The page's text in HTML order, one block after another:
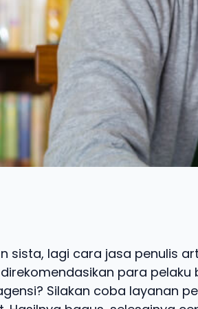
sista, lagi cara jasa penulis
para pelaku
Silakan coba layanan